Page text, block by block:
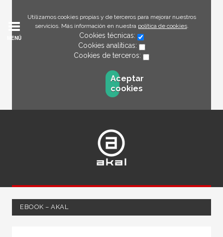
Utilizamos cookies propias y de terceros para mejorar nuestros
servicios. Más información en nuestra política de cookies.
Cookies técnicas:
Cookies analíticas:
Cookies de terceros:
Aceptar
cookies
MENÚ
EBOOK – AKAL